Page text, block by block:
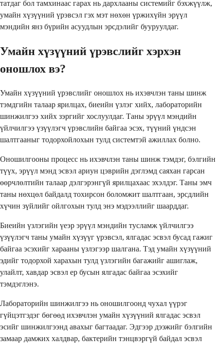
татдаг бол тамхинаас гарах нь дархлааны системийг бэхжүүлж,
умайн хүзүүний үрэвсэл гэх мэт нөхөн үржихүйн эрүүл
мэндийн янз бүрийн асуудлын эрсдэлийг бууруулдаг.
Умайн хүзүүний үрэвслийг хэрхэн
оношлох вэ?
Умайн хүзүүний үрэвслийг оношлох нь ихэвчлэн таны шинж
тэмдгийн талаар ярилцах, биеийн үзлэг хийх, лабораторийн
шинжилгээ хийх зэргийг хослуулдаг. Таны эрүүл мэндийн
үйлчилгээ үзүүлэгч үрэвслийн байгаа эсэх, түүний үндсэн
шалтгааныг тодорхойлохын тулд системтэй ажиллах болно.
Оношилгооны процесс нь ихэвчлэн таны шинж тэмдэг, бэлгийн
түүх, эрүүл мэнд эсвэл ариун цэврийн дэглэмд саяхан гарсан
өөрчлөлтийн талаар дэлгэрэнгүй ярилцахаас эхэлдэг. Таны эмч
таны нөхцөл байдалд тохирсон боломжит шалтгаан, эрсдлийн
хүчин зүйлийг ойлгохын тулд энэ мэдээллийг шаарддаг.
Биеийн үзлэгийн үеэр эрүүл мэндийн тусламж үйлчилгээ
үзүүлэгч таны умайн хүзүүг үрэвсэл, ялгадас эсвэл бусад гажиг
байгаа эсэхийг харааны үзлэгээр шалгана. Тэд умайн хүзүүний
эдийг тодорхой харахын тулд үзлэгийн багажийг ашиглаж,
улайлт, хавдар эсвэл ер бусын ялгадас байгаа эсэхийг
тэмдэглэнэ.
Лабораторийн шинжилгээ нь оношилгоонд чухал үүрэг
гүйцэтгэдэг бөгөөд ихэвчлэн умайн хүзүүний ялгадас эсвэл
эсийг шинжилгээнд авахыг багтаадаг. Эдгээр дээжийг бэлгийн
замаар дамжих халдвар, бактерийн тэнцвэргүй байдал эсвэл